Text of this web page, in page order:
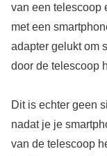
van een telescoop
met een
adapter gelukt om
door de telescoop
Dit is echter geen
nadat je je
van de telescoop